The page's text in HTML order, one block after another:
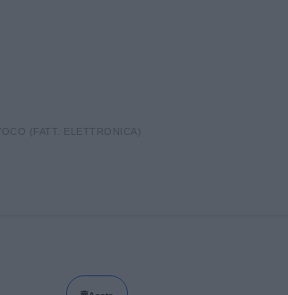
(FATT. ELETTRONICA)